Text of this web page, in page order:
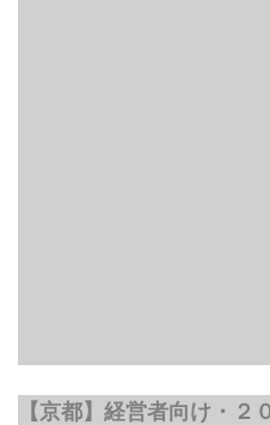
【京都】経営者向け・